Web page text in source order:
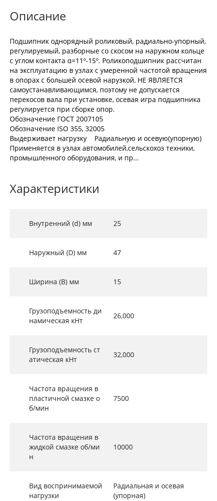
Описание
Подшипник однорядный роликовый, радиально-упорный,
регулируемый, разборные со скосом на наружном кольце
с углом контакта α=11º-15º. Роликоподшипник рассчитан
на эксплуатацию в узлах с умеренной частотой вращения
в опорах с большей осевой нарузкой, НЕ ЯВЛЯЕТСЯ
самоустанавливающимся, поэтому не допускается
перекосов вала при установке, осевая игра подшипника
регулируется при сборке опор.
Обозначение ГОСТ 2007105
Обозначение ISO 355, 32005
Выдерживает нагрузку Радиальную и осевую(упорную)
Применяется в узлах автомобилей,сельскохоз техники,
промышленного оборудования, и пр...
Характеристики
Внутренний (d) мм 25
Наружный (D) мм 47
Ширина (B) мм 15
Грузоподъемность ди
намическая кНт
26,000
Грузоподъемность ст
атическая кНт
32,000
Частота вращения в
пластичной смазке о
б/мин
7500
Частота вращения в
жидкой смазке об/ми
н
10000
Вид воспринимаемой
нагрузки
Радиальная и осевая
(упорная)